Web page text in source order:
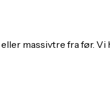
massivtre fra før.